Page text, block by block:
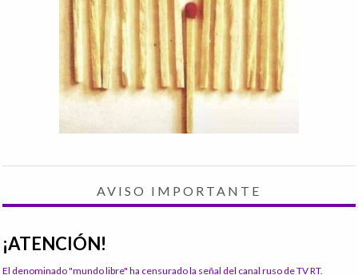
AVISO IMPORTANTE
¡ATENCIÓN!
El denominado "mundo libre" ha censurado la señal del canal ruso de TV RT.